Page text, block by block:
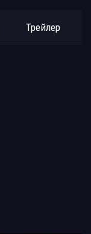
Трейлер